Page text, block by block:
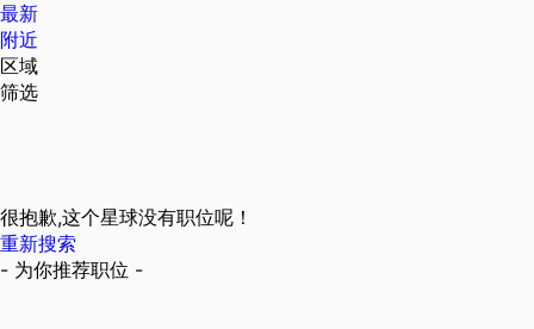
最新
附近
区域
筛选
很抱歉,这个星球没有职位呢！
重新搜索
- 为你推荐职位 -